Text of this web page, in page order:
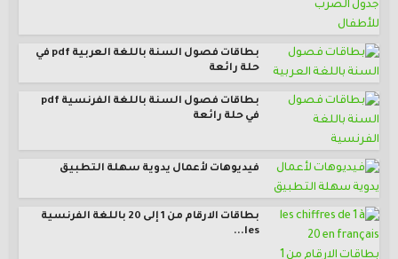
بطاقات فصول السنة باللغة العربية pdf في
حلة رائعة
بطاقات فصول السنة باللغة الفرنسية pdf
في حلة رائعة
فيديوهات لأعمال يدوية سهلة التطبيق
بطاقات الارقام من 1 إلى 20 باللغة الفرنسية
les...